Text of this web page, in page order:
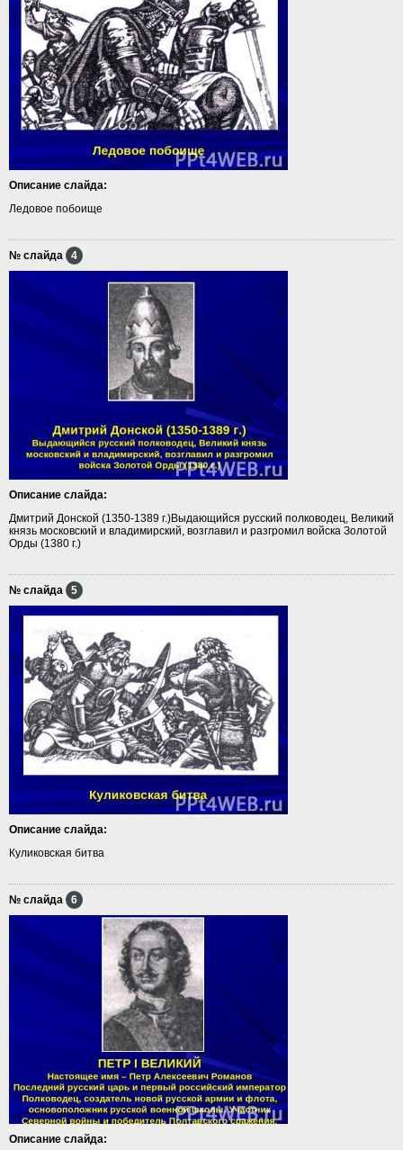
Описание слайда:
Ледовое побоище
№ слайда 4
Описание слайда:
Дмитрий Донской (1350-1389 г.)Выдающийся русский полководец, Великий
князь московский и владимирский, возглавил и разгромил войска Золотой
Орды (1380 г.)
№ слайда 5
Описание слайда:
Куликовская битва
№ слайда 6
Описание слайда: